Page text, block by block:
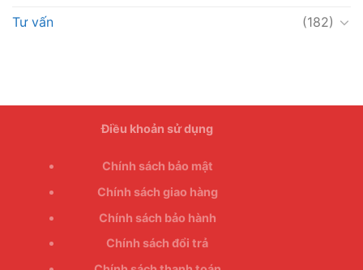
Tư vấn
(182)
Điều khoản sử dụng
Chính sách bảo mật
Chính sách giao hàng
Chính sách bảo hành
Chính sách đổi trả